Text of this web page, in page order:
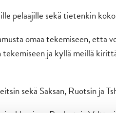
pelaajille sekä tietenkin
omaa tekemiseen, että
ja kyllä meillä
sekä Saksan, Ruotsin ja
Puolustaja Valtteri